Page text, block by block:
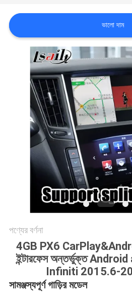
খবর
PRIVACY
POLICY
ভালো দাম
পণ্যের বর্ণনা
4GB PX6 CarPlay&Android
ইন্টারফেস অন্তর্ভুক্ত
Infiniti 2015.6-
সামঞ্জস্যপূর্ণ গাড়ির মডেল